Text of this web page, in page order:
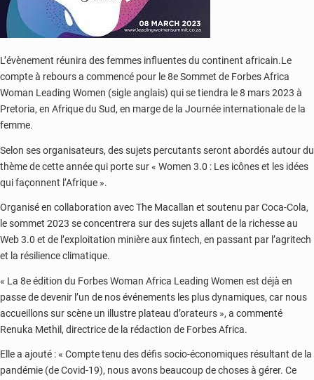
L’évènement réunira des femmes influentes du continent africain.Le
compte à rebours a commencé pour le 8e Sommet de Forbes Africa
Woman Leading Women (sigle anglais) qui se tiendra le 8 mars 2023 à
Pretoria, en Afrique du Sud, en marge de la Journée internationale de la
femme.
Selon ses organisateurs, des sujets percutants seront abordés autour du
thème de cette année qui porte sur « Women 3.0 : Les icônes et les idées
qui façonnent l’Afrique ».
Organisé en collaboration avec The Macallan et soutenu par Coca-Cola,
le sommet 2023 se concentrera sur des sujets allant de la richesse au
Web 3.0 et de l’exploitation minière aux fintech, en passant par l’agritech
et la résilience climatique.
« La 8e édition du Forbes Woman Africa Leading Women est déjà en
passe de devenir l’un de nos événements les plus dynamiques, car nous
accueillons sur scène un illustre plateau d’orateurs », a commenté
Renuka Methil, directrice de la rédaction de Forbes Africa.
Elle a ajouté : « Compte tenu des défis socio-économiques résultant de la
pandémie (de Covid-19), nous avons beaucoup de choses à gérer. Ce